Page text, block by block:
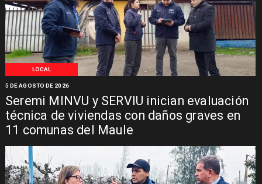
LOCAL
Seremi MINVU y SERVIU inician evaluación
técnica de viviendas con daños graves en
11 comunas del Maule
5 DE AGOSTO DE 2026